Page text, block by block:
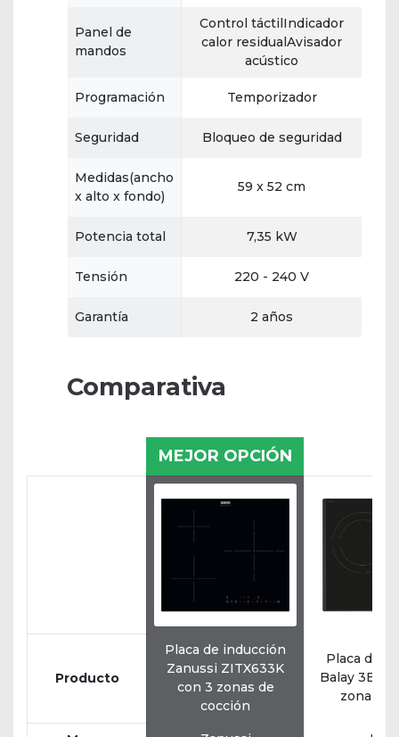
Panel de
mandos
Control táctilIndicador
calor residualAvisador
acústico
Programación Temporizador
Seguridad Bloqueo de seguridad
Medidas(ancho
x alto x fondo)
59 x 52 cm
Potencia total 7,35 kW
Tensión 220 - 240 V
Garantía 2 años
Comparativa
MEJOR OPCIÓN
Producto
Placa de inducción
Zanussi ZITX633K
con 3 zonas de
cocción
Placa de
Balay
zona de